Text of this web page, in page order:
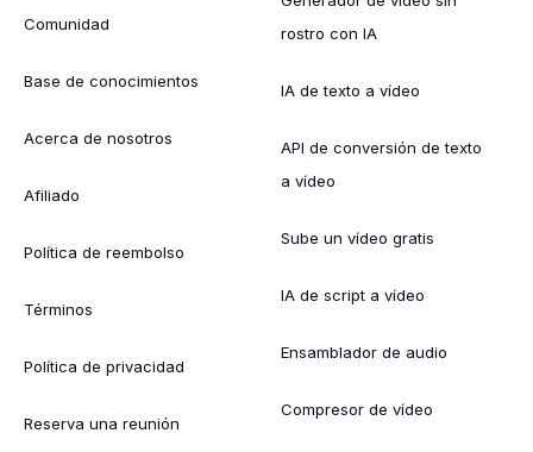
Comunidad
Base de conocimientos
Acerca de nosotros
Afiliado
Política de reembolso
Términos
Política de privacidad
Reserva una reunión
rostro con IA
IA de texto a vídeo
API de conversión de texto
a vídeo
Sube un vídeo gratis
IA de script a vídeo
Ensamblador de audio
Compresor de vídeo